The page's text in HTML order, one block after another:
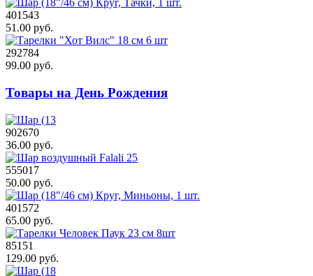
401543
51.00 руб.
292784
99.00 руб.
Товары на День Рождения
902670
36.00 руб.
555017
50.00 руб.
401572
65.00 руб.
85151
129.00 руб.